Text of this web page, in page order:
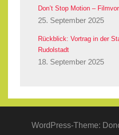
Don’t Stop Motion –
25. September 2025
Rückblick: Vortrag in der
Rudolstadt
18. September 2025
WordPress-Theme: